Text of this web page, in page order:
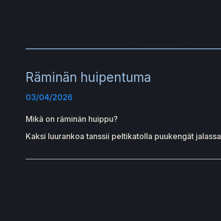
Räminän huipentuma
03/04/2026
Mikä on räminän huippu?
Kaksi luurankoa tanssii peltikatolla puukengät